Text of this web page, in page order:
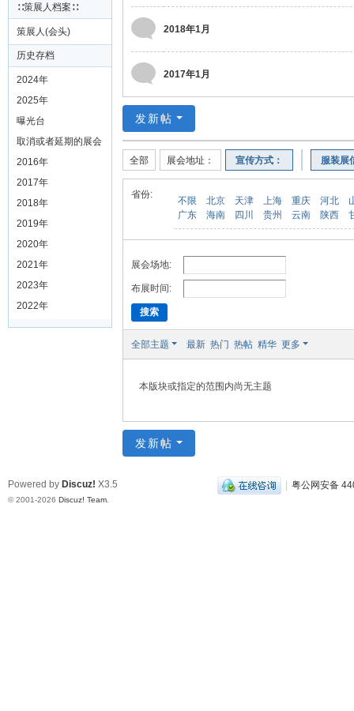
∷策展人档案∷
策展人(会头)
历史存档
2024年
2025年
曝光台
取消或者延期的展会
2016年
2017年
2018年
2019年
2020年
2021年
2023年
2022年
2018年1月
2017年1月
发新帖
全部 展会地址： 宣传方式： 服装展
省份:
不限 北京 天津 上海 重庆 河北
广东
海南 四川 贵州 云南 陕西
展会场地:
布展时间:
搜索
全部主题 最新 热门 热帖 精华 更多
本版块或指定的范围内尚无主题
发新帖
| 粤公网安备
Powered by Discuz! X3.5
© 2001-2026 Discuz! Team